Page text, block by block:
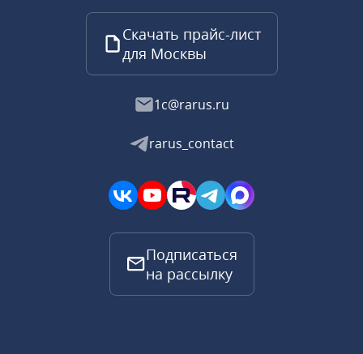
Скачать прайс-лист
для Москвы
1c@rarus.ru
rarus_contact
Подписаться
на рассылку